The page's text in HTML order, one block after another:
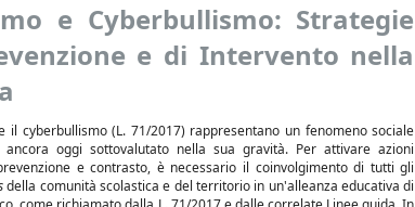
e Cyberbullismo: Strategie
e di Intervento nella
il cyberbullismo (L. 71/2017) rappresentano un fenomeno sociale
ancora oggi sottovalutato nella sua gravità. Per attivare azioni
e contrasto, è necessario il coinvolgimento di tutti gli
della comunità scolastica e del territorio in un'alleanza educativa di